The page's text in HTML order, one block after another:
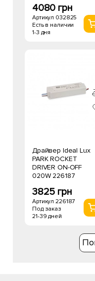
4080 грн
Артикул 032825
Есть в наличии
1-3 дня
Драйвер Ideal Lux
PARK ROCKET
DRIVER ON-OFF
020W 226187
3825 грн
Артикул 226187
Под заказ
21-39 дней